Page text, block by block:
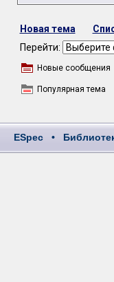
Новая тема
Перейти:
Новые сообщения
Популярная тема
ESpec •